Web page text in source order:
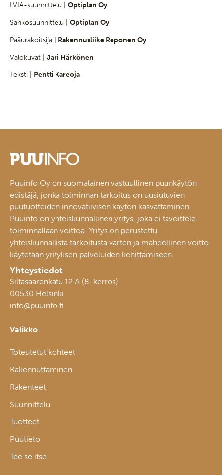
LVIA-suunnittelu | Optiplan Oy
Sähkösuunnittelu | Optiplan Oy
Pääurakoitsija | Rakennusliike Reponen Oy
Valokuvat | Jari Härkönen
Teksti | Pentti Kareoja
Puuinfo Oy on suomalainen vastuullinen puunkäytön
edistäjä, jonka toiminnan tarkoitus on uusiutuvien
puutuotteiden innovatiivisen käytön kasvattaminen.
Puuinfo on yhteiskunnallinen yritys, joka ei tavoittele
toiminnallaan voittoa. Yritys on perustettu
yhteiskunnallista tarkoitusta varten ja mahdollinen voitto
käytetään yrityksen palveluiden kehittämiseen.
Yhteystiedot
Siltasaarenkatu 12 A (8. kerros)
00530 Helsinki
info@puuinfo.fi
Valikko
Toteutetut kohteet
Rakennuttaminen
Rakenteet
Suunnittelu
Tuotteet
Puutieto
Tee se itse